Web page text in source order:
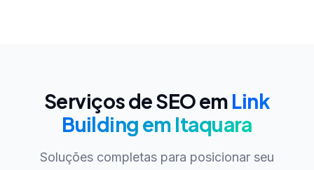
Serviços de SEO em Link
Building em Itaquara
Soluções completas para posicionar seu